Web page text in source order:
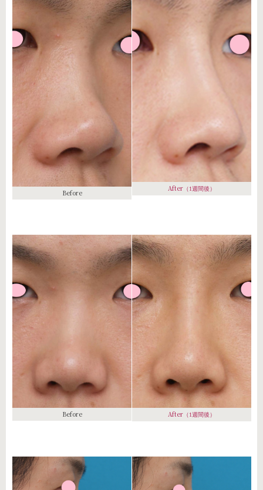
Before
After （1週間後）
Before After （1週間後）